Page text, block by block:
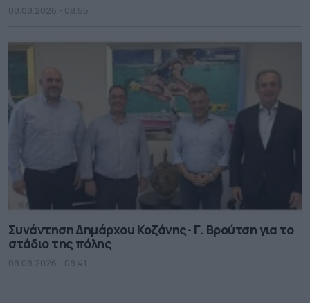
08.08.2026 - 08.55
Συνάντηση Δημάρχου Κοζάνης- Γ. Βρούτση για το
στάδιο της πόλης
08.08.2026 - 08.41